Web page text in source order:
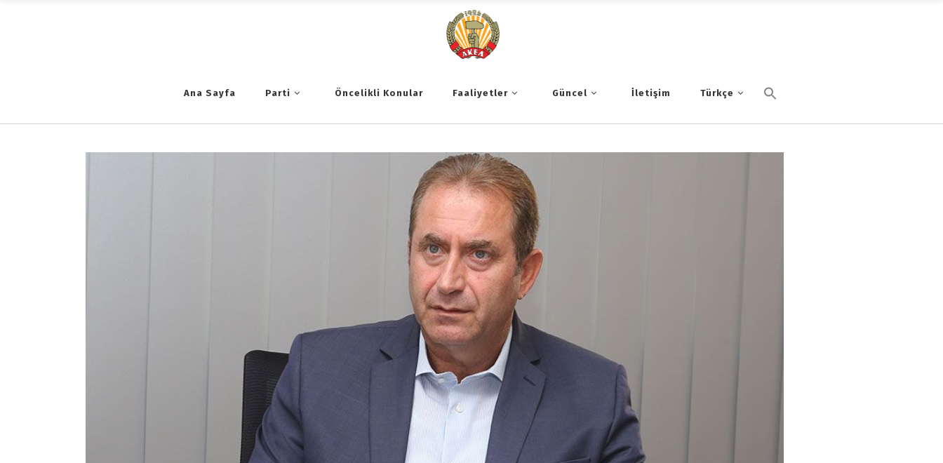
Ana Sayfa Parti Öncelikli Konular Faaliyetler Güncel İletişim Türkçe